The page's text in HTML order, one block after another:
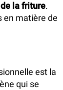
la friture.
en matière de
est la
qui se